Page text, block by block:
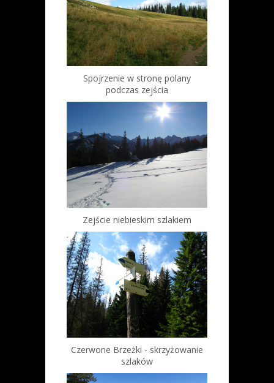
Spojrzenie w stronę polany
podczas zejścia
Zejście niebieskim szlakiem
Czerwone Brzeżki - skrzyżowanie
szlaków